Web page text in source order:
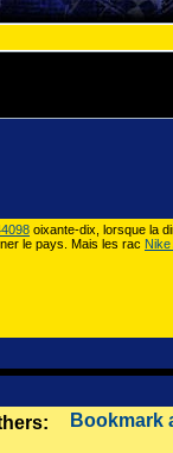
oixante-dix, lorsque la
le pays. Mais les rac Nike